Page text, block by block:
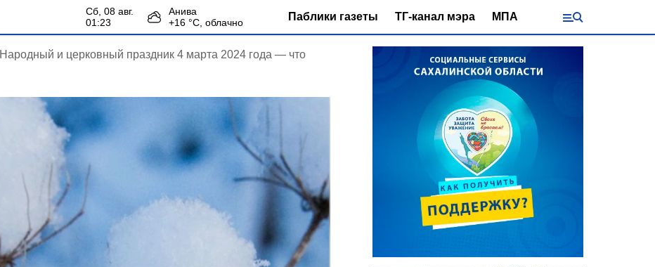
сб, 08 авг.
01:23
Анива
+16 °С, облачно Паблики газеты ТГ-канал мэра МПА
Народный и церковный праздник 4 марта 2024 года — что